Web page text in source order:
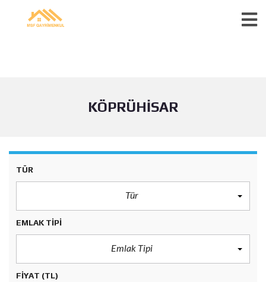
KÖPRÜHISAR
TÜR
Tür
EMLAK TIPI
Emlak Tipi
FIYAT (TL)